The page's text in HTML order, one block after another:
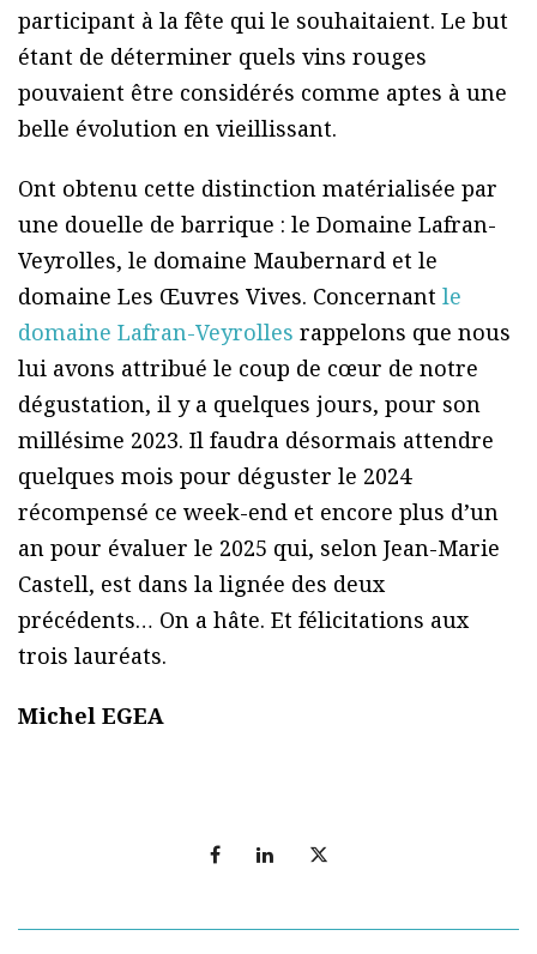
participant à la fête qui le souhaitaient. Le but
étant de déterminer quels vins rouges
pouvaient être considérés comme aptes à une
belle évolution en vieillissant.
Ont obtenu cette distinction matérialisée par
une douelle de barrique : le Domaine Lafran-
Veyrolles, le domaine Maubernard et le
domaine Les Œuvres Vives. Concernant le
domaine Lafran-Veyrolles rappelons que nous
lui avons attribué le coup de cœur de notre
dégustation, il y a quelques jours, pour son
millésime 2023. Il faudra désormais attendre
quelques mois pour déguster le 2024
récompensé ce week-end et encore plus d’un
an pour évaluer le 2025 qui, selon Jean-Marie
Castell, est dans la lignée des deux
précédents… On a hâte. Et félicitations aux
trois lauréats.
Michel EGEA